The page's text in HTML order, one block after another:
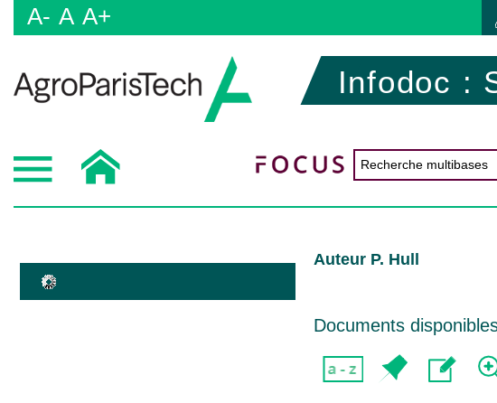
A- A A+
Infodoc :
Auteur P. Hull
Documents